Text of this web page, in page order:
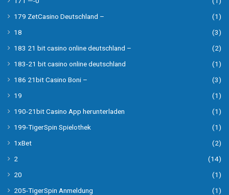
179 ZetCasino Deutschland –
(1)
18
(3)
183 21 bit casino online deutschland –
(2)
183-21 bit casino online deutschland
(1)
186 21bit Casino Boni –
(3)
19
(1)
190-21bit Casino App herunterladen
(1)
199-TigerSpin Spielothek
(1)
1xBet
(2)
2
(14)
20
(1)
205-TigerSpin Anmeldung
(1)